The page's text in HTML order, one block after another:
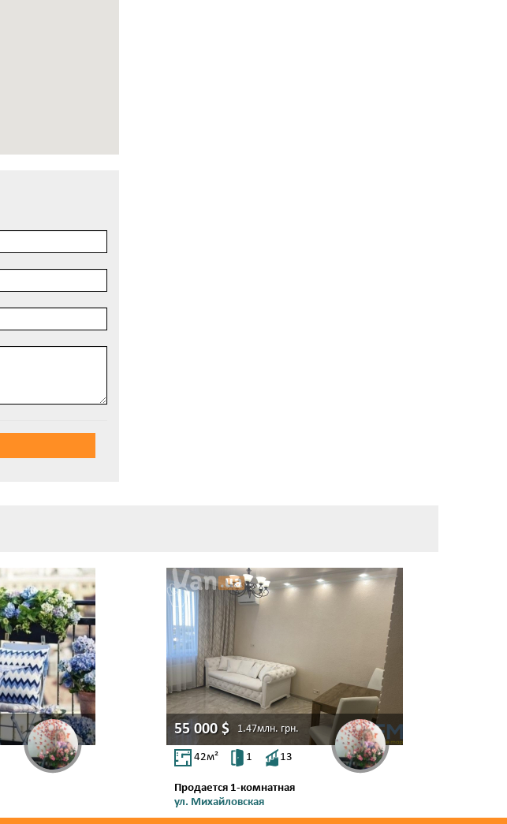
55 000$ 1.47млн. грн.
42м² 1 13
Продается 1-комнатная
ул. Михайловская